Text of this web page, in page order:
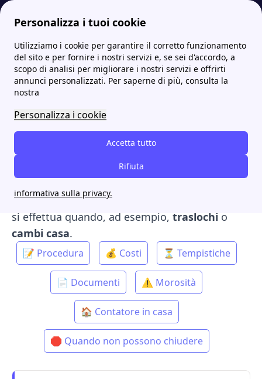
Personalizza i tuoi cookie
Utilizziamo i cookie per garantire il corretto funzionamento
del sito e per fornire i nostri servizi e, se sei d'accordo, a
scopo di analisi per migliorare i nostri servizi e offrirti
annunci personalizzati. Per saperne di più, consulta la
nostra
Personalizza i cookie
Accetta tutto
Rifiuta
informativa sulla privacy.
Papernest.it MoreGas Chiusura contatore gas: procedura, costi, tempistiche
Chiusura contatore gas:
procedura, costi,
tempistiche
Per realizzare la
contatore del gas
bisogna aver richiesto ladisdetta del
interrompere la fornitura. È un'operazione che
si effettua quando, ad esempio, traslochi o
cambi casa.
📝 Procedura 💰 Costi ⏳ Tempistiche
📄 Documenti ⚠️ Morosità
🏠 Contatore in casa
🛑 Quando non possono chiudere